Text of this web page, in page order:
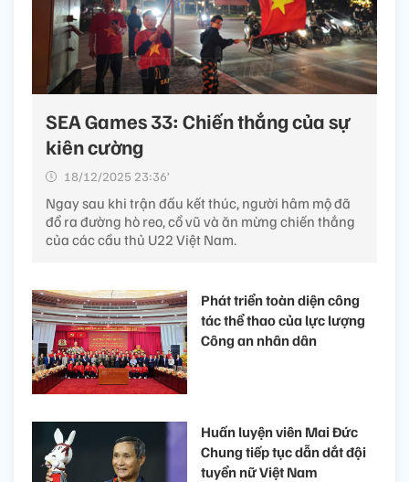
SEA Games 33: Chiến thắng của sự
kiên cường
18/12/2025 23:36’
Ngay sau khi trận đấu kết thúc, người hâm mộ đã
đổ ra đường hò reo, cổ vũ và ăn mừng chiến thắng
của các cầu thủ U22 Việt Nam.
Phát triển toàn diện công
tác thể thao của lực lượng
Công an nhân dân
Huấn luyện viên Mai Đức
Chung tiếp tục dẫn dắt đội
tuyển nữ Việt Nam